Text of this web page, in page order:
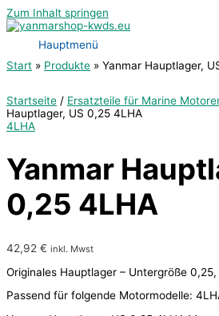
Zum Inhalt springen
Hauptmenü
Start
Produkte Yanmar Hauptlager,
Startseite / Ersatzteile für Marine
Hauptlager, US 0,25 4LHA
4LHA
Yanmar
0,25 4LHA
42,92 € inkl. Mwst
Originales Hauptlager – Untergröße
Passend für folgende Motormodelle: